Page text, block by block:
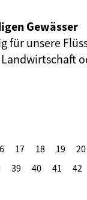
Gewässer
für unsere
17 18 19
20
39 40 41
42